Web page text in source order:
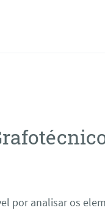
por analisar os